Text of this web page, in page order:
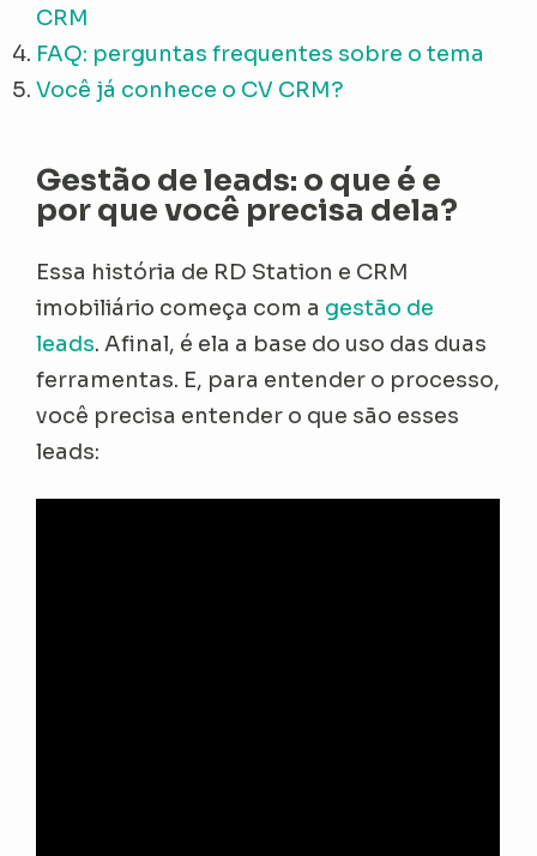
CRM
FAQ: perguntas frequentes sobre o tema
Você já conhece o CV CRM?
Gestão de leads: o que é e
por que você precisa dela?
Essa história de RD Station e CRM
imobiliário começa com a gestão de
leads. Afinal, é ela a base do uso das duas
ferramentas. E, para entender o processo,
você precisa entender o que são esses
leads: